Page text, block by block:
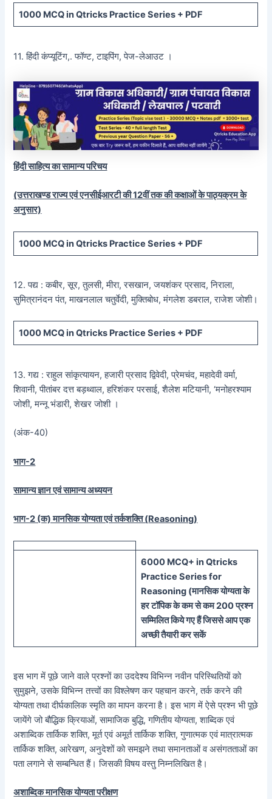
1000 MCQin Qtricks Practice Series + PDF
11. हिंदी कंप्यूटिंग,. फॉण्ट, टाइपिंग, पेज-लेआउट ।
हिंदी साहित्य का सामान्य परिचय
(उत्तराखण्ड राज्य एवं एनसीईआरटी की 12वीं तक की कक्षाओं के पाठ्यक्रम के
अनुसार)
1000 MCQin Qtricks Practice Series + PDF
12. पद्य : कबीर, सूर, तुलसी, मीरा, रसखान, जयशंकर प्रसाद, निराला,
सुमित्रानंदन पंत, माखनलाल चतुर्वेदी, मुक्तिबोध, मंगलेश डबराल, राजेश जोशी।
1000 MCQin Qtricks Practice Series + PDF
13. गद्य : राहुल सांकृत्यायन, हजारी प्रसाद द्विवेदी, प्रेमचंद, महादेवी वर्मा,
शिवानी, पीतांबर दत्त बड़थ्वाल, हरिशंकर परसाई, शैलेश मटियानी, ‘मनोहरश्याम
जोशी, मन्नू भंडारी, शेखर जोशी ।
(अंक-40)
भाग-2
सामान्य ज्ञान एवं सामान्य अध्ययन
भाग-2 (क) मानसिक योग्यता एवं तर्कशक्ति (Reasoning)
6000 MCQ+ inQtricks
Practice Seriesfor
Reasoning (मानसिकयोग्यता के
हर टॉपिक के कम से कम 200 प्रश्न
सम्मिलित किये गए हैं जिससे आप एक
अच्छी तैयारी कर सकें
इस भाग में पूछे जाने वाले प्रश्नों का उददेश्य विभिन्न नवीन परिस्थितियों को
सुमुझने, उसके विभिन्न तत्त्वों का विश्लेषण कर पहचान करने, तर्क करने की
योग्यता तथा दीर्घकालिक स्मृति का मापन करना है। इस भाग में ऐसे प्रश्न भी पूछे
जायेंगे जो बौद्धिक क्रियाओं, सामाजिक बुद्धि, गणितीय योग्यता, शाब्दिक एवं
अशाब्दिक तार्किक शक्ति, मूर्त एवं अमूर्त तार्किक शक्ति, गुणात्मक एवं मात्रात्मक
तार्किक शक्ति, आरेखण, अनुदेशों को समझने तथा समानताओं व असंगतताओं का
पता लगाने से सम्बन्धित हैं। जिसकी विषय वस्तु निम्नलिखित है।
अशाब्दिक मानसिक योग्यता परीक्षण